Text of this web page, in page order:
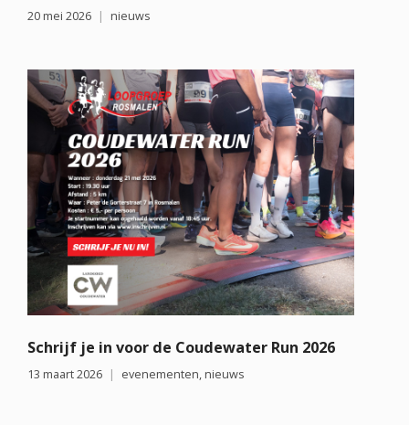
20 mei 2026 nieuws
Schrijf je in voor de Coudewater Run 2026
13 maart 2026 evenementen, nieuws